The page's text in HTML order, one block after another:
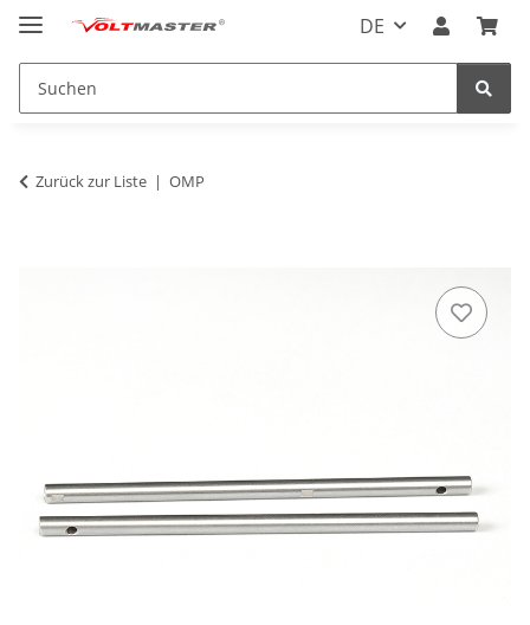
DE
Zurück zur Liste OMP